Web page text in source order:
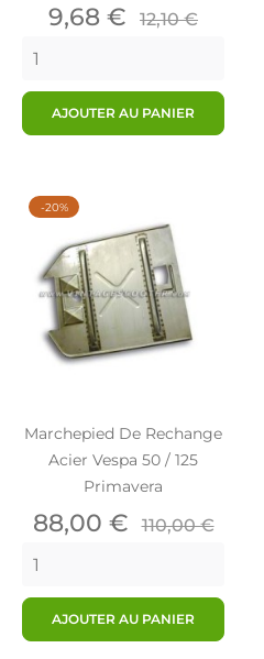
Prix
9,68 € Prix
12,10 €
AJOUTER AU PANIER
Marchepied De Rechange
Acier Vespa 50 / 125
Primavera
Prix
88,00 € Prix
110,00 €
AJOUTER AU PANIER
-20%